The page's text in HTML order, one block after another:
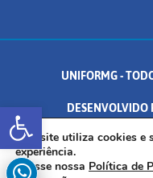
Abrir a barra
UNIFORMG -
DESENVOLVIDO
AV. DR. ARNALDO DE
Este site utiliza cookies e
experiência.
Acesse nossa Política de